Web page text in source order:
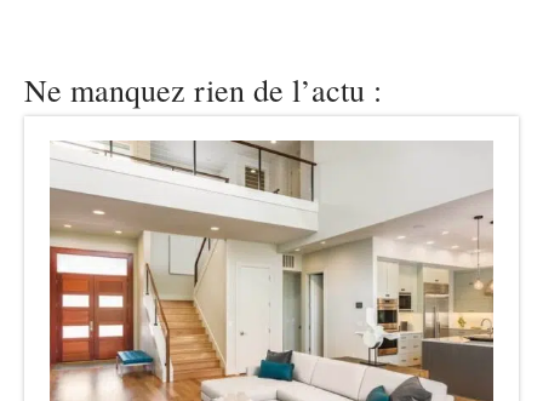
Ne manquez rien de l’actu :